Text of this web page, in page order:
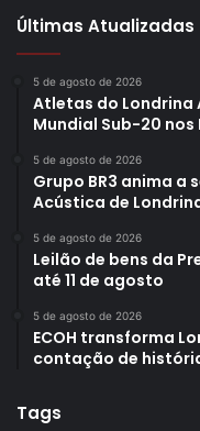
Últimas Atualizadas
5 de agosto de 2026
Atletas do Londrina
Mundial Sub-20 nos
5 de agosto de 2026
Grupo BR3 anima
Acústica de
5 de agosto de 2026
Leilão de bens da
até 11 de agosto
5 de agosto de 2026
ECOH transforma
contação de
Tags